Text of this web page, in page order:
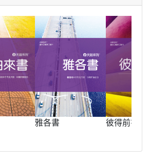
雅各書 彼得前書